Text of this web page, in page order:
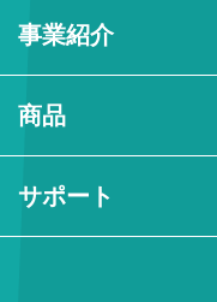
事業紹介
商品
サポート